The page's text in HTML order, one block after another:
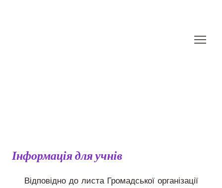
Інформація для учнів
Відповідно до листа Громадської організації